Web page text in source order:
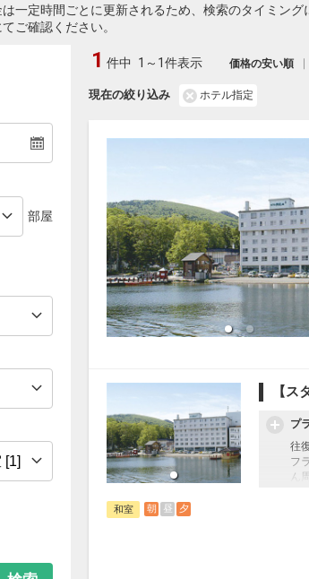
一定時間ごとに更新されるため、検索のタイミン
ご確認ください。
部屋
現在の絞り込み ホテル指定
1 件中 1～1件表示 価格の安い順
【ス
プ
往
フ
ん
フ
オ
3
和室 朝 昼 夕